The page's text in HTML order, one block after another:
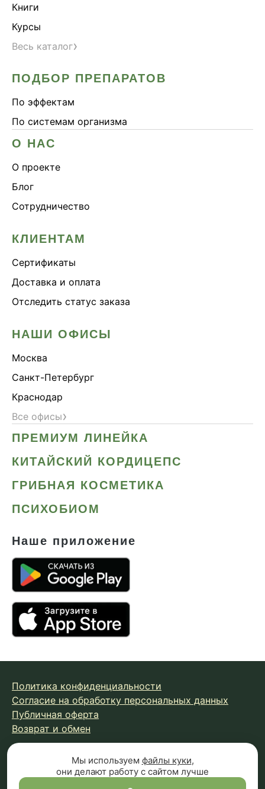
Книги
Курсы
Весь каталог›
ПОДБОР ПРЕПАРАТОВ
По эффектам
По системам организма
О НАС
О проекте
Блог
Сотрудничество
КЛИЕНТАМ
Сертификаты
Доставка и оплата
Отследить статус заказа
НАШИ ОФИСЫ
Москва
Санкт-Петербург
Краснодар
Все офисы›
ПРЕМИУМ ЛИНЕЙКА
КИТАЙСКИЙ КОРДИЦЕПС
ГРИБНАЯ КОСМЕТИКА
ПСИХОБИОМ
Наше приложение
Политика конфиденциальности
Согласие на обработку персональных данных
Публичная оферта
Возврат и обмен
© 2026 Fungiline — зарегистрированная торговая марка.
Копирование материалов с сайта запрещено.
Мы используем файлы куки,
они делают работу с сайтом лучше